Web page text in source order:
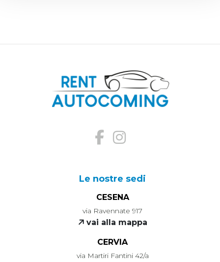
Le nostre sedi
CESENA
via Ravennate 917
vai alla mappa
CERVIA
via Martiri Fantini 42/a